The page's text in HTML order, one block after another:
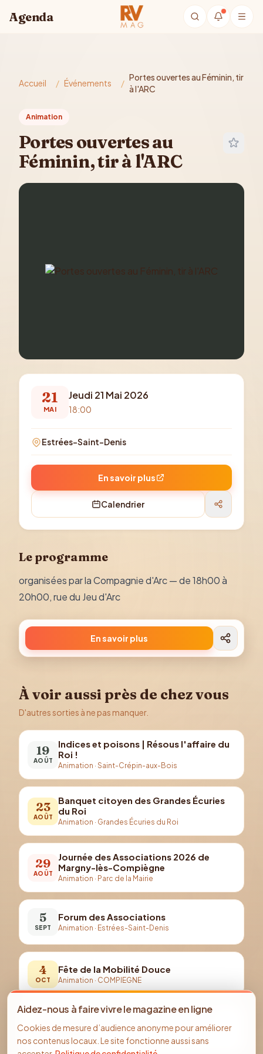
Agenda
Accueil / Événements /
Portes ouvertes au Féminin, tir
à l'ARC
Animation
Portes ouvertes au
Féminin, tir à l'ARC
21
MAI
Jeudi 21 Mai 2026
18:00
Estrées-Saint-Denis
En savoir plus
Calendrier
Le programme
organisées par la Compagnie d'Arc — de 18h00 à
20h00, rue du Jeu d'Arc
En savoir plus
À voir aussi près de chez vous
D'autres sorties à ne pas manquer.
19
AOÛT
Indices et poisons | Résous l'affaire du
Roi !
Animation · Saint-Crépin-aux-Bois
23
AOÛT
Banquet citoyen des Grandes Écuries
du Roi
Animation · Grandes Écuries du Roi
29
AOÛT
Journée des Associations 2026 de
Margny-lès-Compiègne
Animation · Parc de la Mairie
5
SEPT
Forum des Associations
Animation · Estrées-Saint-Denis
4
OCT
Fête de la Mobilité Douce
Animation · COMPIEGNE
29
Parcours Halloween pour enfants et
parents
Animation· TRACY-LE-MONT
Aidez-nous à faire vivre le magazine en ligne
Cookies de mesure d’audience anonyme pour améliorer
nos contenus locaux. Le site fonctionne aussi sans